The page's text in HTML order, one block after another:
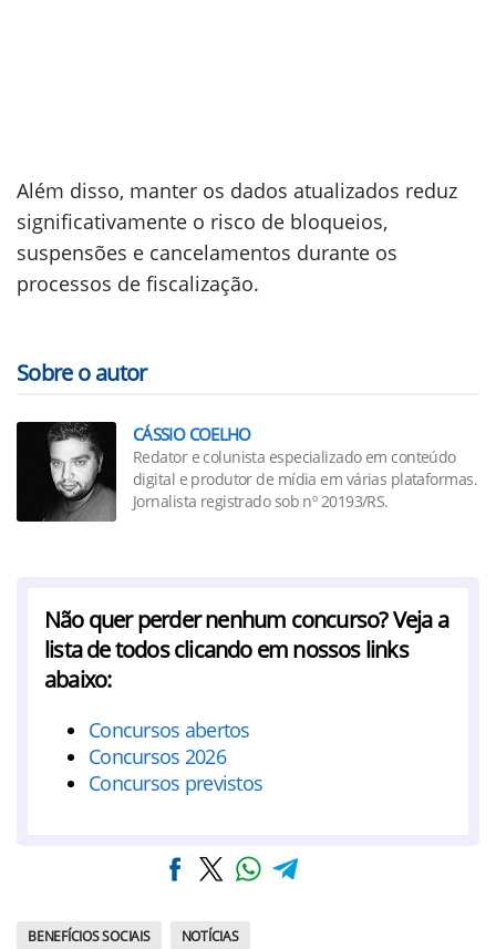
Além disso, manter os dados atualizados reduz
significativamente o risco de bloqueios,
suspensões e cancelamentos durante os
processos de fiscalização.
Sobre o autor
CÁSSIO COELHO
Redator e colunista especializado em conteúdo
digital e produtor de mídia em várias plataformas.
Jornalista registrado sob nº 20193/RS.
Não quer perder nenhum concurso? Veja a
lista de todos clicando em nossos links
abaixo:
Concursos abertos
Concursos 2026
Concursos previstos
BENEFÍCIOS SOCIAIS NOTÍCIAS